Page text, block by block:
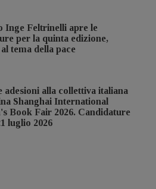
Inge Feltrinelli apre le
per la quinta edizione,
tema della pace
adesioni alla collettiva italiana
Shanghai International
Book Fair 2026. Candidature
luglio 2026